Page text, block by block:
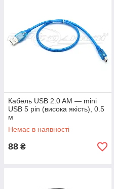
Кабель USB 2.0 AM — mini
USB 5 pin (висока якість), 0.5
м
Немає в наявності
88 ₴